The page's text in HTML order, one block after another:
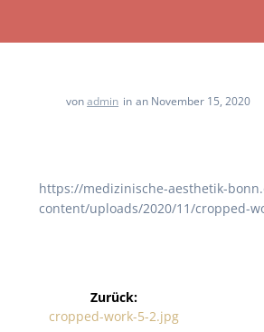
vonadmin in an November 15, 2020
https://medizinische-aesthetik-
content/uploads/2020/11/cropped-
Zurück:
cropped-work-5-2.jpg